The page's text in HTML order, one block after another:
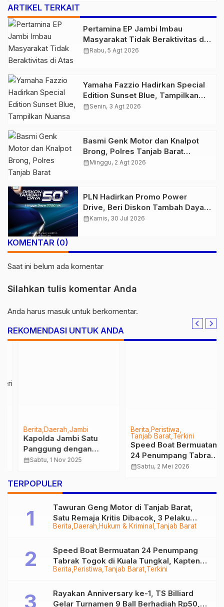
ARTIKEL TERKAIT
Pertamina EP Jambi Imbau
Masyarakat Tidak Beraktivitas di
Atas Jalur Pipa Migas Demi
calendar_monthRabu, 5 Agt 2026
Yamaha Fazzio Hadirkan Special
Edition Sunset Blue, Tampilkan
Nuansa Retro Summer yang
calendar_monthSenin, 3 Agt 2026
Basmi Genk Motor dan Knalpot
Brong, Polres Tanjab Barat
Amankan Belasan Kendaraan
calendar_monthMinggu, 2 Agt 2026
PLN Hadirkan Promo Power
Drive, Beri Diskon Tambah Daya
50% di Ajang GIIAS 2026
calendar_monthKamis, 30 Jul 2026
KOMENTAR (0)
Saat ini belum ada komentar
Silahkan tulis komentar Anda
Anda harus masuk untuk berkomentar.
REKOMENDASI UNTUK ANDA
Berita Daerah Jambi
Kapolda Jambi Satu
Panggung dengan
Slank, Rawat
Harmoni Musik
Sabtu, 1 Nov 2025
Berita Peristiwa
Tanjab Barat Terkini
Speed Boat Bermuatan
24 Penumpang Tabrak
Togok di Kuala Tungkal,
Sabtu, 2 Mei 2026
…
TERPOPULER
Berita Daerah Hukum & Kriminal Tanjab Barat
Tawuran Geng Motor di Tanjab Barat,
Satu Remaja Kritis Dibacok, 3 Pelaku
Ditangkap
Berita Peristiwa Tanjab Barat Terkini
Speed Boat Bermuatan 24 Penumpang
Tabrak Togok di Kuala Tungkal, Kapten
Sempat Hilang
Rayakan Anniversary ke-1, TS Billiard
Gelar Turnamen 9 Ball Berhadiah Rp50,8